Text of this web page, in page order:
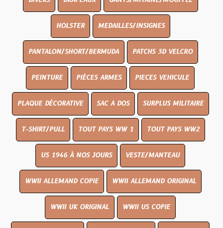
HOLSTER MEDAILLES/INSIGNES
PANTALON/SHORT/BERMUDA PATCHS 3D VELCRO
PEINTURE PIÈCES ARMES PIECES VEHICULE
PLAQUE DÉCORATIVE SAC A DOS SURPLUS MILITAIRE
T-SHIRT/PULL TOUT PAYS WW 1 TOUT PAYS WW2
US 1946 À NOS JOURS VESTE/MANTEAU
WWII ALLEMAND COPIE WWII ALLEMAND ORIGINAL
WWII UK ORIGINAL WWII US COPIE